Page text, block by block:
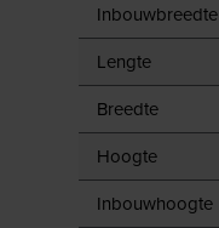
Inbouwbreedte
Lengte
Breedte
Hoogte
Inbouwhoogte